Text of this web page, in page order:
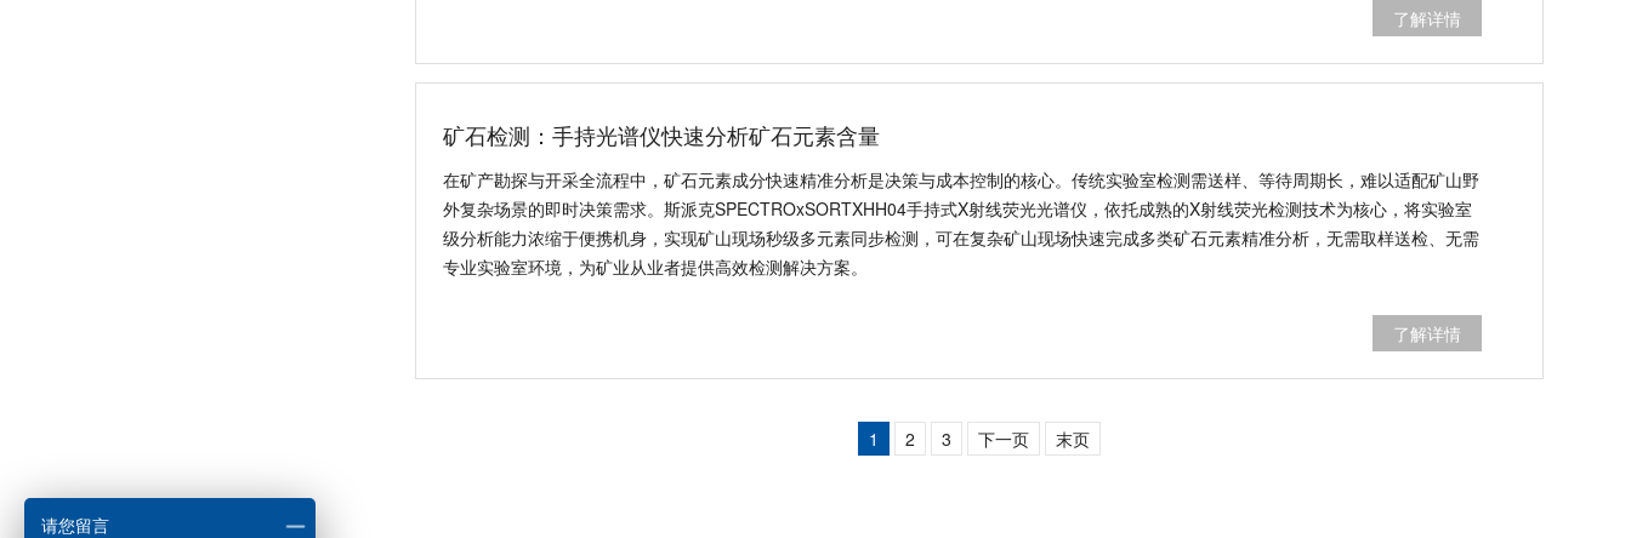
在矿产勘探与开采全流程中，矿石元素成分快速精准分析是决策与成本控制的核心。传统实验室检测需送样、等待周期长，难以适配矿山野
外复杂场景的即时决策需求。斯派克SPECTROxSORTXHH04手持式X射线荧光光谱仪，依托成熟的X射线荧光检测技术为核心，将实验室
级分析能力浓缩于便携机身，实现矿山现场秒级多元素同步检测，可在复杂矿山现场快速完成多类矿石元素精准分析，无需取样送检、无需
请您留言